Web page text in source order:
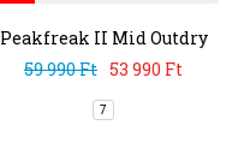
Peakfreak II Mid Outdry
59 990 Ft 53 990 Ft
7